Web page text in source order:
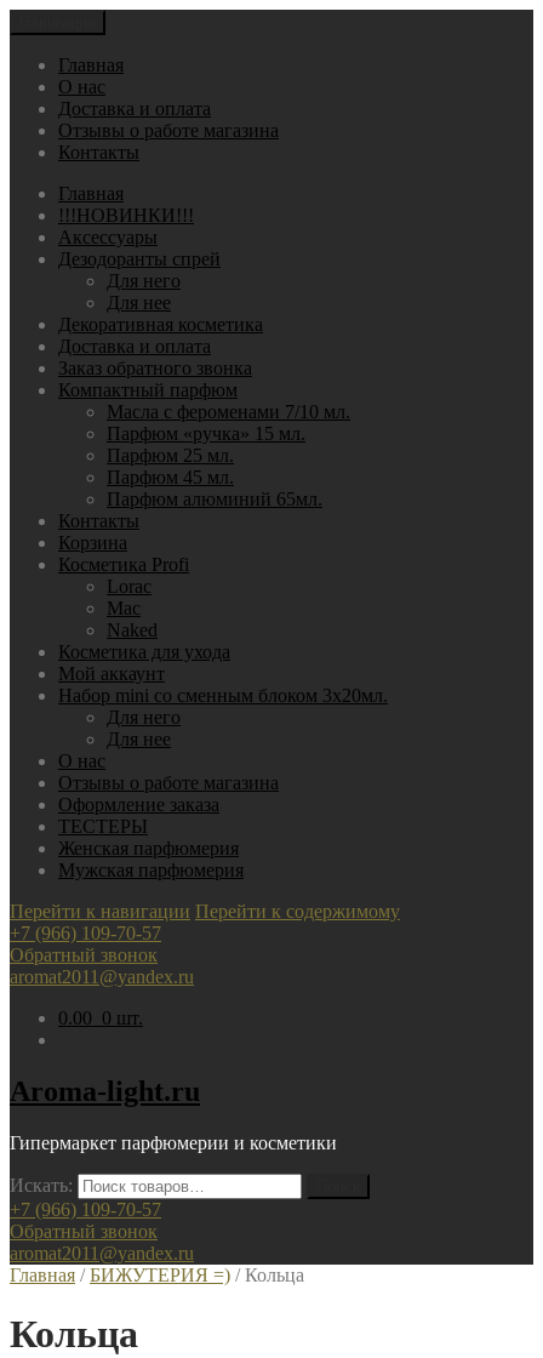
Главная
О нас
Доставка и оплата
Отзывы о работе магазина
Контакты
Главная
!!!НОВИНКИ!!!
Аксессуары
Дезодоранты спрей
Для него
Для нее
Декоративная косметика
Доставка и оплата
Заказ обратного звонка
Компактный парфюм
Масла с фероменами 7/10 мл.
Парфюм «ручка» 15 мл.
Парфюм 25 мл.
Парфюм 45 мл.
Парфюм алюминий 65мл.
Контакты
Корзина
Косметика Profi
Lorac
Mac
Nаked
Косметика для ухода
Мой аккаунт
Набор mini со сменным блоком 3х20мл.
Для него
Для нее
О нас
Отзывы о работе магазина
Оформление заказа
ТЕСТЕРЫ
Женская парфюмерия
Мужская парфюмерия
Перейти к навигации Перейти к содержимому
+7 (966) 109-70-57
Обратный звонок
aromat2011@yandex.ru
0.00 0 шт.
Aroma-light.ru
Гипермаркет парфюмерии и косметики
Искать:
+7 (966) 109-70-57
Обратный звонок
aromat2011@yandex.ru
Главная /БИЖУТЕРИЯ =) / Кольца
Кольца